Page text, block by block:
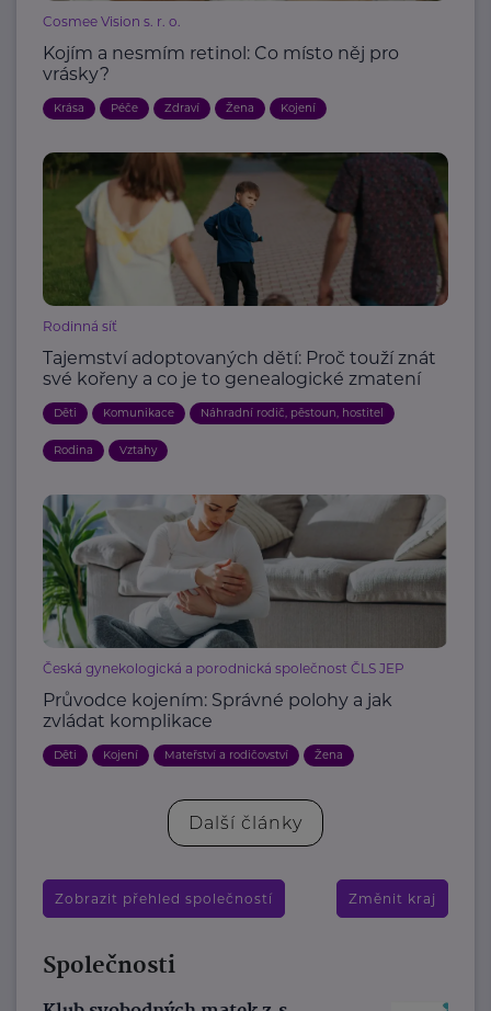
Cosmee Vision s. r. o.
Kojím a nesmím retinol: Co místo něj pro
vrásky?
Krása Péče Zdraví Žena Kojení
Rodinná síť
Tajemství adoptovaných dětí: Proč touží znát
své kořeny a co je to genealogické zmatení
Děti Komunikace Náhradní rodič, pěstoun, hostitel
Rodina Vztahy
Česká gynekologická a porodnická společnost ČLS JEP
Průvodce kojením: Správné polohy a jak
zvládat komplikace
Děti Kojení Mateřství a rodičovství Žena
Další články
Zobrazit přehled společností Změnit kraj
Společnosti